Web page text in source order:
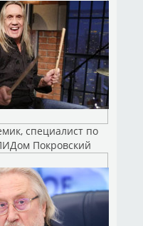
специалист по
Покровский